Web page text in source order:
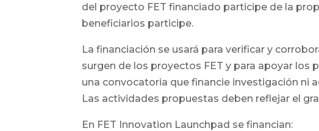
del proyecto FET financiado participe de la
beneficiarios participe.
La financiación se usará para verificar y
surgen de los proyectos FET y para apoyar los
una convocatoria que financie investigación ni
Las actividades propuestas deben reflejar el
En FET Innovation Launchpad se financian: